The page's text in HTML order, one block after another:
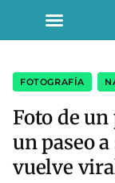
FOTOGRAFÍA
Foto de
un paseo
vuelve